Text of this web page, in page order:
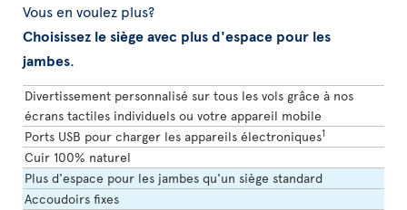
Vous en voulez plus?
Choisissez le siège avec plus d'espace pour les
jambes.
Divertissement personnalisé sur tous les vols grâce à nos
écrans tactiles individuels ou votre appareil mobile
Ports USB pour charger les appareils électroniques1
Cuir 100% naturel
Plus d'espace pour les jambes qu'un siège standard
Accoudoirs fixes